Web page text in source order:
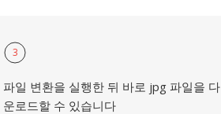
3
파일 변환을 실행한 뒤 바로 jpg 파일을 다
운로드할 수 있습니다